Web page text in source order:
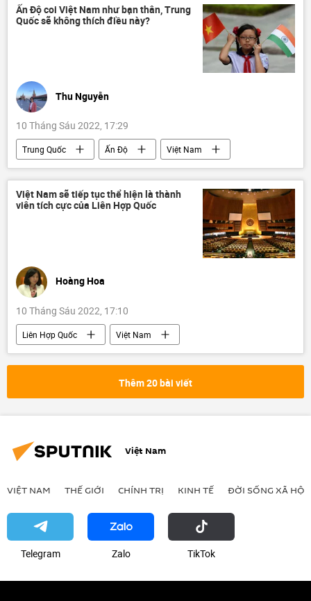
Cuộc khủng hoảng ở Ukraina
Ukraina
Nga
Vladimir Zelensky
Ấn Độ coi Việt Nam như bạn thân, Trung
Quốc sẽ không thích điều này?
Thu Nguyễn
10 Tháng Sáu 2022, 17:29
Trung Quốc Ấn Độ
Việt Nam
Chính trị
Bộ Quốc phòng Việt Nam
Tác giả
Việt Nam sẽ tiếp tục thể hiện là thành
viên tích cực của Liên Hợp Quốc
Hoàng Hoa
10 Tháng Sáu 2022, 17:10
Liên Hợp Quốc
Việt Nam
Quan điểm-Ý kiến
Tác giả
Thêm 20 bài viết
Việt Nam
VIỆT NAM THẾ GIỚI CHÍNH TRỊ KINH TẾ ĐỜI SỐNG XÃ HỘI
Telegram Zalo ТikТоk